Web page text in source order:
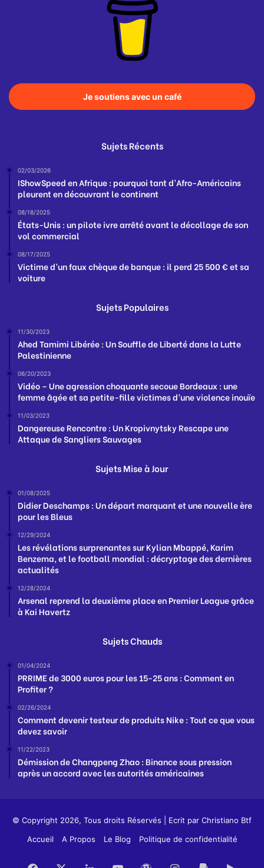
Je soutiens avec un café
Sujets Récents
02/03/2026
IShowSpeed en Afrique : pourquoi tant d’Afro-Américains
pleurent en découvrant le continent
08/18/2025
États-Unis : un pilote ivre arrêté avant le décollage de son
vol commercial
08/17/2025
Victime d’un faux chèque de banque : il perd 25 500 € et sa
voiture
Sujets Populaires
11/30/2023
Ahed Tamimi Libérée : Un Souffle de Liberté dans la Lutte
Palestinienne
06/20/2023
Vidéo – Une agression choquante secoue Bordeaux : une
femme âgée et sa petite-fille victimes d’une violence inouïe
11/03/2023
Dangereuse Rencontre : Un Kropivnytsky Rescape une
Attaque de Sangliers Sauvages
Sujets Mise à Jour
01/08/2025
Didier Deschamps : Un départ marquant et une nouvelle ère
pour les Bleus
12/29/2024
Les révélations surprenantes sur Kylian Mbappé, Karim
Benzema, et le football mondial : décryptage des dernières
actualités
12/28/2024
Arsenal reprend la deuxième place en Premier League grâce
à Kai Havertz
Sujets Chauds
01/04/2024
PRRIME de 3000 euros pour les 15-25 ans : Comment en
Profiter ?
02/26/2024
Comment devenir testeur de produits Nike : Tout ce que vous
devez savoir
11/22/2023
Démission de Changpeng Zhao : Binance sous pression
après un accord avec les autorités américaines
© Copyright 2026, Tous droits Réservés | Ecrit par Christiano Btf
Accueil
A Propos Le Blog Politique de confidentialité